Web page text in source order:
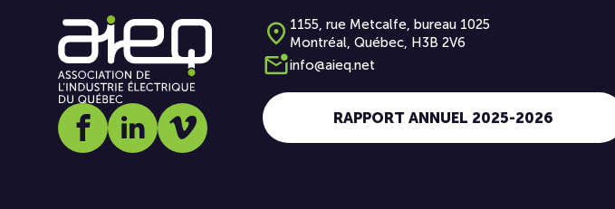
Social media link icon-facebook
Social media link icon-linkedin
Social media link icon-vimeo
1155, rue Metcalfe, bureau 1025
Montréal, Québec, H3B 2V6
info@aieq.net
RAPPORT ANNUEL 2025-2026